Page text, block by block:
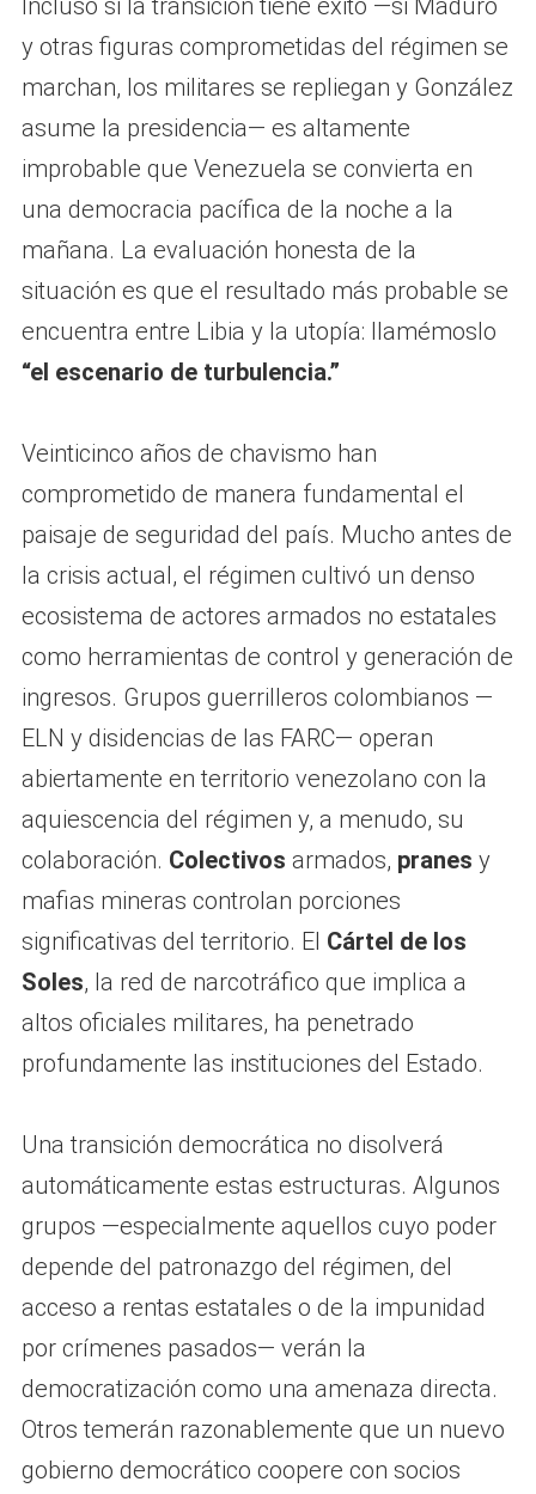
y otras figuras comprometidas del régimen se
marchan, los militares se repliegan y González
asume la presidencia— es altamente
improbable que Venezuela se convierta en
una democracia pacífica de la noche a la
mañana. La evaluación honesta de la
situación es que el resultado más probable se
encuentra entre Libia y la utopía: llamémoslo
“el escenario de turbulencia.”
Veinticinco años de chavismo han
comprometido de manera fundamental el
paisaje de seguridad del país. Mucho antes de
la crisis actual, el régimen cultivó un denso
ecosistema de actores armados no estatales
como herramientas de control y generación de
ingresos. Grupos guerrilleros colombianos —
ELN y disidencias de las FARC— operan
abiertamente en territorio venezolano con la
aquiescencia del régimen y, a menudo, su
colaboración. Colectivos armados, pranes y
mafias mineras controlan porciones
significativas del territorio. El Cártel de los
Soles, la red de narcotráfico que implica a
altos oficiales militares, ha penetrado
profundamente las instituciones del Estado.
Una transición democrática no disolverá
automáticamente estas estructuras. Algunos
grupos —especialmente aquellos cuyo poder
depende del patronazgo del régimen, del
acceso a rentas estatales o de la impunidad
por crímenes pasados— verán la
democratización como una amenaza directa.
Otros temerán razonablemente que un nuevo
gobierno democrático coopere con socios